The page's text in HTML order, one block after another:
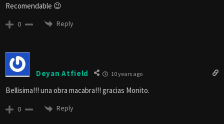
Recomendable 😉
0 Reply
Deyan Atfield 10 years ago
Bellisima!!! una obra macabra!!! gracias Monito.
0 Reply